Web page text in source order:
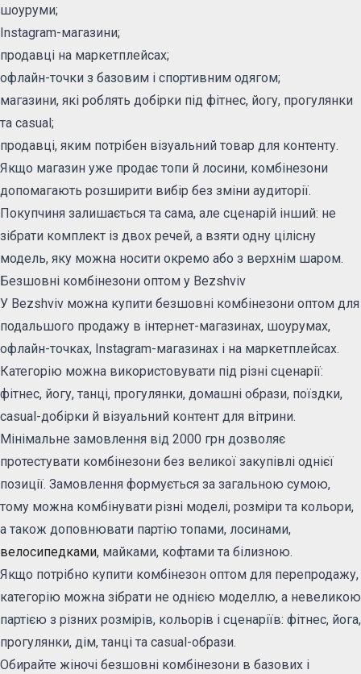
шоуруми;
Instagram-магазини;
продавці на маркетплейсах;
офлайн-точки з базовим і спортивним одягом;
магазини, які роблять добірки під фітнес, йогу, прогулянки
та casual;
продавці, яким потрібен візуальний товар для контенту.
Якщо магазин уже продає топи й лосини, комбінезони
допомагають розширити вибір без зміни аудиторії.
Покупчиня залишається та сама, але сценарій інший: не
зібрати комплект із двох речей, а взяти одну цілісну
модель, яку можна носити окремо або з верхнім шаром.
Безшовні комбінезони оптом у Bezshviv
У Bezshviv можна купити безшовні комбінезони оптом для
подальшого продажу в інтернет-магазинах, шоурумах,
офлайн-точках, Instagram-магазинах і на маркетплейсах.
Категорію можна використовувати під різні сценарії:
фітнес, йогу, танці, прогулянки, домашні образи, поїздки,
casual-добірки й візуальний контент для вітрини.
Мінімальне замовлення від 2000 грн дозволяє
протестувати комбінезони без великої закупівлі однієї
позиції. Замовлення формується за загальною сумою,
тому можна комбінувати різні моделі, розміри та кольори,
а також доповнювати партію топами, лосинами,
велосипедками, майками, кофтами та білизною.
Якщо потрібно купити комбінезон оптом для перепродажу,
категорію можна зібрати не однією моделлю, а невеликою
партією з різних розмірів, кольорів і сценаріїв: фітнес, йога,
прогулянки, дім, танці та casual-образи.
Обирайте жіночі безшовні комбінезони в базових і